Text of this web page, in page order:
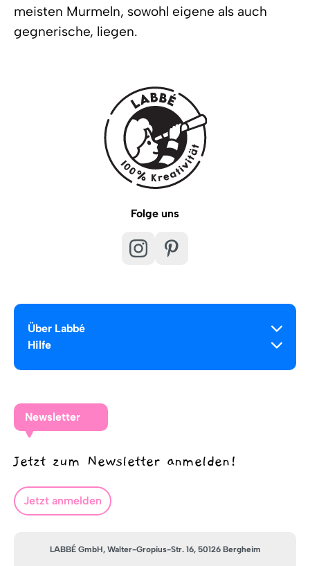
meisten Murmeln, sowohl eigene als auch
gegnerische, liegen.
Folge uns
Über Labbé
Hilfe
Newsletter
Jetzt zum Newsletter anmelden!
Jetzt anmelden
LABBÉ GmbH, Walter-Gropius-Str. 16, 50126 Bergheim